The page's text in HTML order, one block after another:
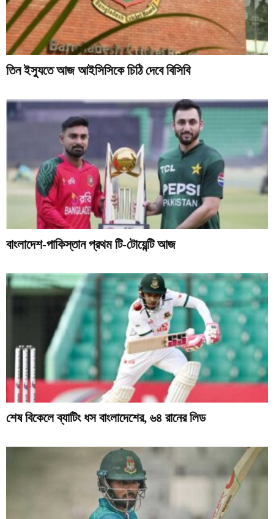
তিন ইস্যুতে আজ আইসিসিকে চিঠি দেবে বিসিবি
বাংলাদেশ-পাকিস্তান প্রথম টি-টোয়েন্টি আজ
শেষ বিকেলে ব্যাটিং ধস বাংলাদেশের, ৬৪ রানের লিড